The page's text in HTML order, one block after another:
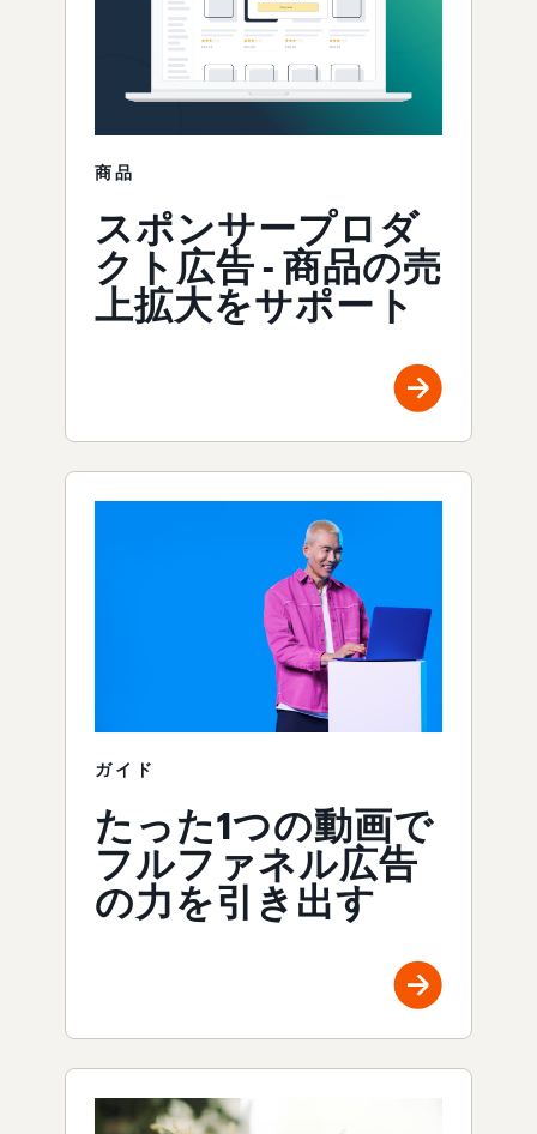
商品
スポンサープロダ
クト広告 - 商品の売
上拡大をサポート
ガイド
たった1つの動画で
フルファネル広告
の力を引き出す